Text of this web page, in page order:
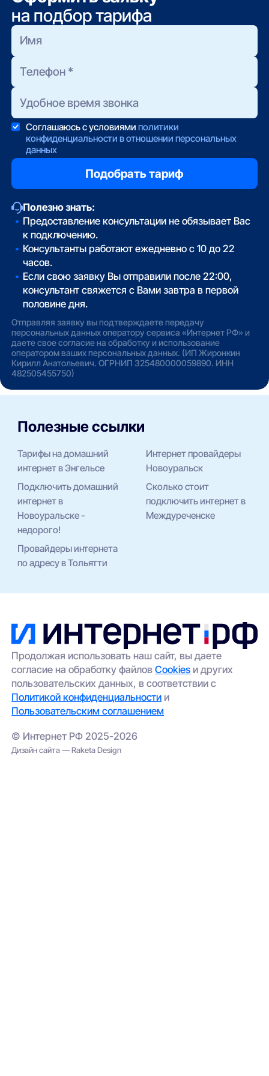
на подбор тарифа
Соглашаюсь с условиями политики
конфиденциальности в отношении персональных
данных
Полезно знать:
Предоставление консультации не обязывает Вас
к подключению.
Консультанты работают ежедневно с 10 до 22
часов.
Если свою заявку Вы отправили после 22:00,
консультант свяжется с Вами завтра в первой
половине дня.
Отправляя заявку вы подтверждаете передачу
персональных данных оператору сервиса «Интернет РФ» и
даете свое согласие на обработку и использование
оператором ваших персональных данных. (ИП Жиронкин
Кирилл Анатольевич. ОГРНИП 325480000059890. ИНН
482505455750)
Полезные ссылки
Тарифы на домашний
интернет в Энгельсе
Интернет провайдеры
Новоуральск
Подключить домашний
интернет в
Новоуральске -
недорого!
Сколько стоит
подключить интернет в
Междуреченске
Провайдеры интернета
по адресу в Тольятти
Продолжая использовать наш сайт, вы даете
согласие на обработку файловCookies и других
пользовательских данных, в соответствии с
Политикой конфиденциальности и
Пользовательским соглашением
© Интернет РФ 2025-2026
Дизайн сайта — Raketa Design